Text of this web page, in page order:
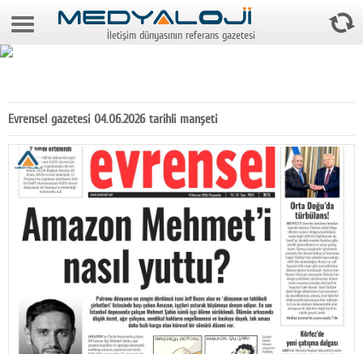
6 Ağustos 2026 3:48:48
Gazeteler
Medya
Teknoloji
Televizyon
Dünya
Pr
İletişim dünyasının referans gazetesi
Evrensel gazetesi 04.06.2026 tarihli manşeti